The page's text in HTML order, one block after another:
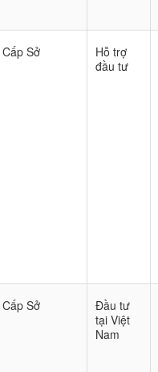
Cấp Sở
Hỗ trợ
đầu tư
Cấp Sở
Đầu tư
tại Việt
Nam